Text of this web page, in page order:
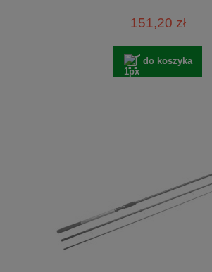
151,20 zł
do koszyka